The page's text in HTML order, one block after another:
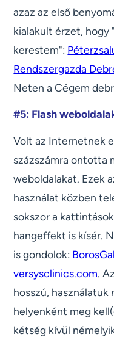
azaz az első
kialakult érzet, hogy
kerestem":
Rendszergazda
Neten a Cégem
#5: Flash
Volt az Internetnek
százszámra ontotta
weboldalakat. Ezek
használat közben
sokszor a
hangeffekt is kísér.
is gondolok:
versysclinics.com.
hosszú,
helyenként meg
kétség kívül